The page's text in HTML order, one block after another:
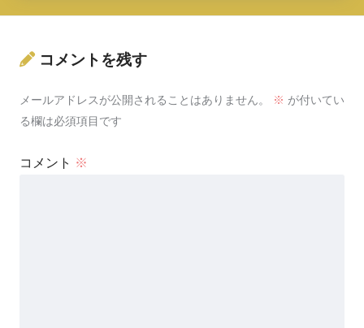
コメントを残す
メールアドレスが公開されることはありません。 ※ が付いてい
る欄は必須項目です
コメント ※